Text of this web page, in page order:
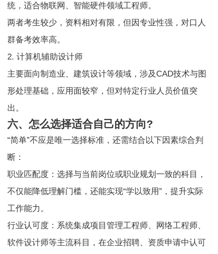
统，适合物联网、智能硬件领域工程师。
两者考生较少，资料相对有限，但因专业性强，对口人
群备考效率高。
2. 计算机辅助设计师
主要面向制造业、建筑设计等领域，涉及CAD技术与图
形处理基础，应用面较窄，但对特定行业人员价值突
出。
六、怎么选择适合自己的方向?
“简单”不应是唯一选择标准，还需结合以下因素综合判
断：
职业匹配度：选择与当前岗位或职业规划一致的科目，
不仅能降低理解门槛，还能实现“学以致用”，提升实际
工作能力。
行业认可度：系统集成项目管理工程师、网络工程师、
软件设计师等主流科目，在企业招聘、资质申请中认可